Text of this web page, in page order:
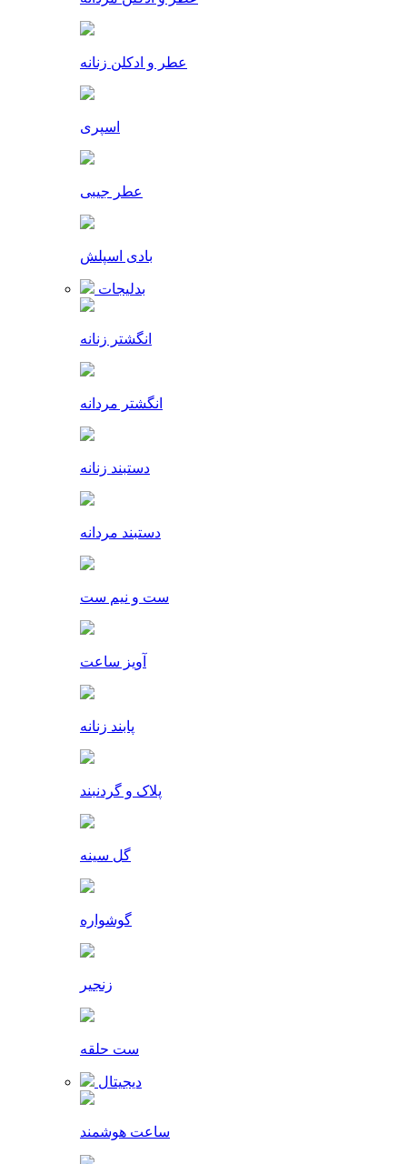
عطر و ادکلن زنانه
اسپری
عطر جیبی
بادی اسپلش
بدلیجات
انگشتر زنانه
انگشتر مردانه
دستبند زنانه
دستبند مردانه
ست و نیم ست
آویز ساعت
پابند زنانه
پلاک و گردنبند
گل سینه
گوشواره
زنجیر
ست حلقه
دیجیتال
ساعت هوشمند